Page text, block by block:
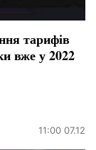
тарифів
вже у 2022
11:00 07.12